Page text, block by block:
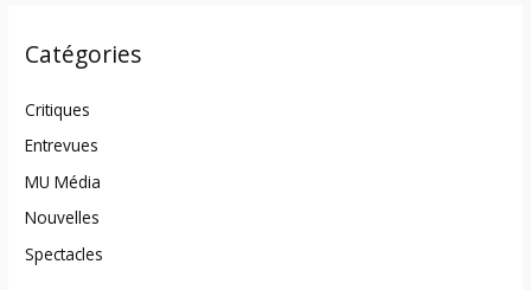
Catégories
Critiques
Entrevues
MU Média
Nouvelles
Spectacles